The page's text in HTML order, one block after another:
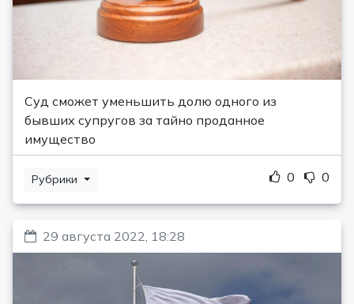
Суд сможет уменьшить долю одного из
бывших супругов за тайно проданное
имущество
Рубрики 0 0
29 августа 2022, 18:28